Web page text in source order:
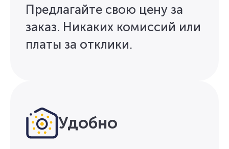
Предлагайте свою цену за
заказ. Никаких комиссий или
платы за отклики.
Удобно